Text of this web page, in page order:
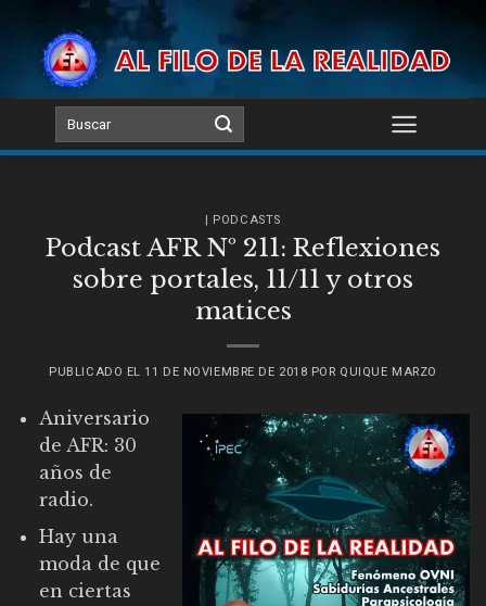
content
| PODCASTS
Podcast AFR Nº 211: Reflexiones
sobre portales, 11/11 y otros
matices
PUBLICADO EL 11 DE NOVIEMBRE DE 2018 POR QUIQUE MARZO
Aniversario
de AFR: 30
años de
radio.
Hay una
moda de que
en ciertas